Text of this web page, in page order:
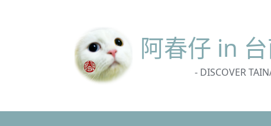
阿春仔 in
- DISCOVER